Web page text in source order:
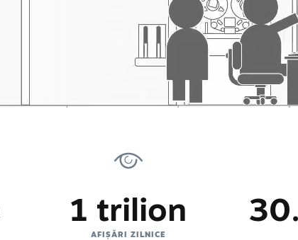
1 trilion
AFIȘĂRI ZILNICE